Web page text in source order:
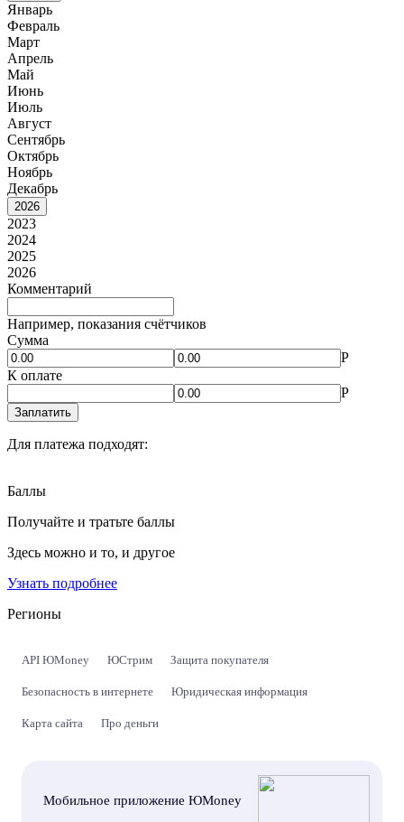
Январь
Февраль
Март
Апрель
Май
Июнь
Июль
Август
Сентябрь
Октябрь
Ноябрь
Декабрь
2026
2023
2024
2025
2026
Комментарий
Например, показания счётчиков
Сумма
Р
К оплате
Р
Заплатить
Для платежа подходят:
Баллы
Получайте и тратьте баллы
Здесь можно и то, и другое
Узнать подробнее
Регионы
API ЮMoney ЮСтрим Защита покупателя
Безопасность в интернете Юридическая информация
Карта сайта Про деньги
Мобильное приложение ЮMoney